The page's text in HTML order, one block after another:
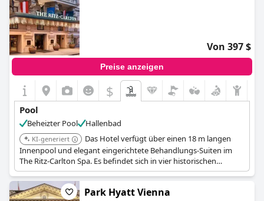
Von 397 $
Preise anzeigen
$
Pool
Beheizter Pool Hallenbad
KI-generiert
Das Hotel verfügt über einen 18 m langen
Innenpool und elegant eingerichtete Behandlungs-Suiten im
The Ritz-Carlton Spa. Es befindet sich in vier historischen
Palästen aus dem 19. Jahrhundert und verbindet legendären
Service mit österreichischer Gastfreundschaft. Die Atmosphere
Rooftop Bar bietet einen atemberaubenden Blick über die Stadt.
Park Hyatt Vienna